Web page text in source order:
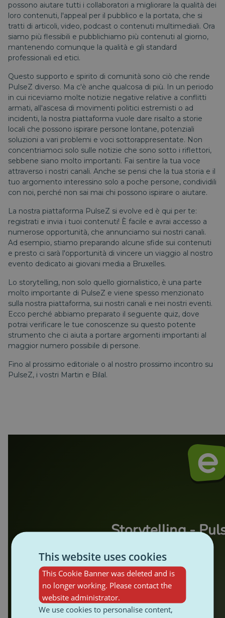
possono aiutare tutti i collaboratori a migliorare la qualità dei
loro contenuti, l'appeal per il pubblico e la portata, che si
tratti di articoli, video, podcast o contenuti multimediali. Ora
siamo più flessibili e pubblichiamo più contenuti al giorno,
mantenendo comunque la qualità e gli standard
professionali ed etici.
Questo supporto e spirito di comunità sono ciò che rende
PulseZ diverso. Ma c'è anche qualcosa di più. In un periodo
in cui riceviamo molte notizie negative relative a conflitti
armati, all'ascesa di movimenti politici estremisti o ad
incidenti, la nostra piattaforma vuole dare risalto a storie
locali che possono ispirare persone lontane, potenziali
soluzioni a vari problemi e voci sottorappresentate. Non
concentriamoci solo sulle notizie che sono sotto i riflettori,
sebbene siano molto importanti. Fai sentire la tua voce
attraverso i nostri canali. Anche se pensi che la tua storia e il
tuo argomento interessino solo a poche persone, condividili
con noi, perché non sai mai chi possono ispirare o aiutare.
La nostra piattaforma PulseZ si evolve ed è qui per te:
registrati e invia i tuoi contenuti! È facile e avrai accesso a
numerose opportunità, che annunciamo sui nostri canali.
Ad esempio, stiamo preparando alcune sfide sui contenuti
e presto ci sarà l'opportunità di vincere un viaggio al nostro
evento dedicato ai giovani media a Bruxelles.
Lo storytelling, non solo quello giornalistico, è una parte
molto importante di PulseZ e viene spesso menzionato
sulla nostra piattaforma, sui nostri canali e nei nostri eventi.
Ecco perché abbiamo preparato il seguente quiz, dove
potrai verificare le tue conoscenze su questo potente
strumento che ci aiuta a portare argomenti importanti al
maggior numero possibile di persone.
Fino al prossimo editoriale o al nostro prossimo incontro su
PulseZ, i vostri Martin e Bilal.
This website uses cookies
This Cookie Banner was deleted and is
no longer working. Please contact the
website administrator.
We use cookies to personalise content,